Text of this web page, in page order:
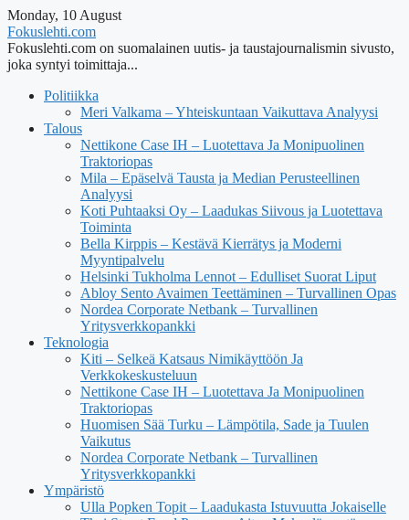
Monday, 10 August
Fokuslehti.com
Fokuslehti.com on suomalainen uutis- ja taustajournalismin sivusto,
joka syntyi toimittaja...
Politiikka
Meri Valkama – Yhteiskuntaan Vaikuttava Analyysi
Talous
Nettikone Case IH – Luotettava Ja Monipuolinen
Traktoriopas
Mila – Epäselvä Tausta ja Median Perusteellinen
Analyysi
Koti Puhtaaksi Oy – Laadukas Siivous ja Luotettava
Toiminta
Bella Kirppis – Kestävä Kierrätys ja Moderni
Myyntipalvelu
Helsinki Tukholma Lennot – Edulliset Suorat Liput
Abloy Sento Avaimen Teettäminen – Turvallinen Opas
Nordea Corporate Netbank – Turvallinen
Yritysverkkopankki
Teknologia
Kiti – Selkeä Katsaus Nimikäyttöön Ja
Verkkokeskusteluun
Nettikone Case IH – Luotettava Ja Monipuolinen
Traktoriopas
Huomisen Sää Turku – Lämpötila, Sade ja Tuulen
Vaikutus
Nordea Corporate Netbank – Turvallinen
Yritysverkkopankki
Ympäristö
Ulla Popken Topit – Laadukasta Istuvuutta Jokaiselle